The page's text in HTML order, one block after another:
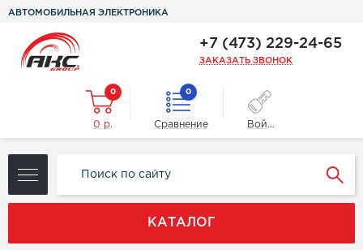
АВТОМОБИЛЬНАЯ ЭЛЕКТРОНИКА
+7 (473) 229-24-65
ЗАКАЗАТЬ ЗВОНОК
0
0 р.
0
Сравнение Войти
КАТАЛОГ